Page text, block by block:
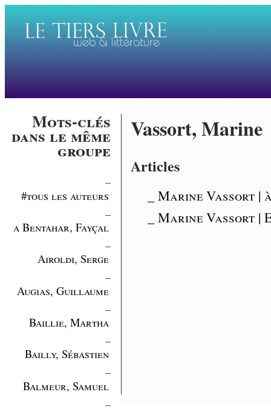
Mots-clés
dans le même
groupe
#tous les auteurs
a Bentahar, Fayçal
Airoldi, Serge
Augias, Guillaume
Baillie, Martha
Bailly, Sébastien
Balmeur, Samuel
Vassort, Marine
Articles
_ Marine Vassort
_ Marine Vassort |